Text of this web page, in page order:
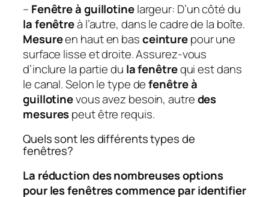
– Fenêtre à guillotinelargeur: D’un côté du
la fenêtreà l’autre, dans le cadre de la boîte.
Mesureen haut en basceinturepour une
surface lisse et droite. Assurez-vous
d’inclure la partie du la fenêtrequi est dans
le canal. Selon le type defenêtre à
guillotinevous avez besoin, autredes
mesurespeut être requis.
Quels sont les différents types de
fenêtres?
La réduction des nombreuses options
pour les fenêtres commence par identifier